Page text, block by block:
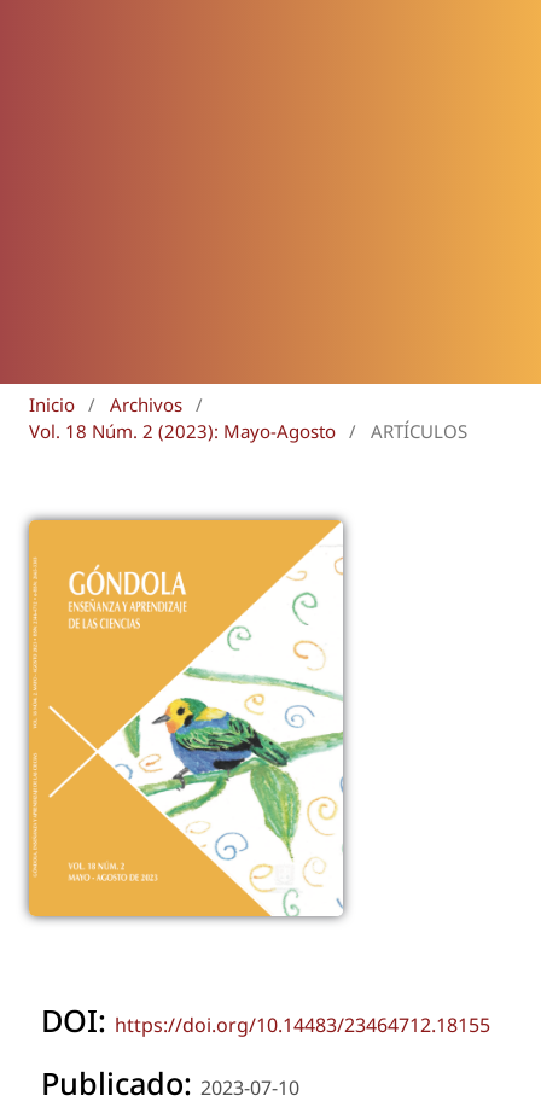
Inicio / Archivos /
Vol. 18 Núm. 2 (2023): Mayo-Agosto / ARTÍCULOS
DOI: https://doi.org/10.14483/23464712.18155
Publicado: 2023-07-10